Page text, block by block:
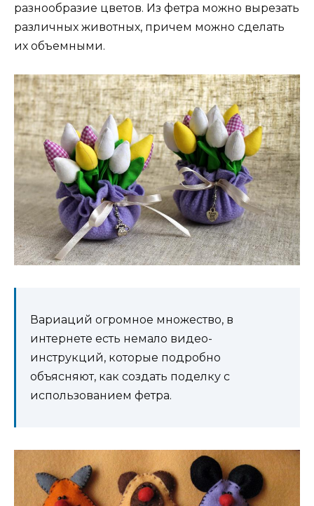
разнообразие цветов. Из фетра можно вырезать
различных животных, причем можно сделать
их объемными.
Вариаций огромное множество, в
интернете есть немало видео-
инструкций, которые подробно
объясняют, как создать поделку с
использованием фетра.